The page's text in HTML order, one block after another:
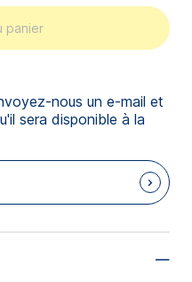
panier
nous un e-mail et
sera disponible à la